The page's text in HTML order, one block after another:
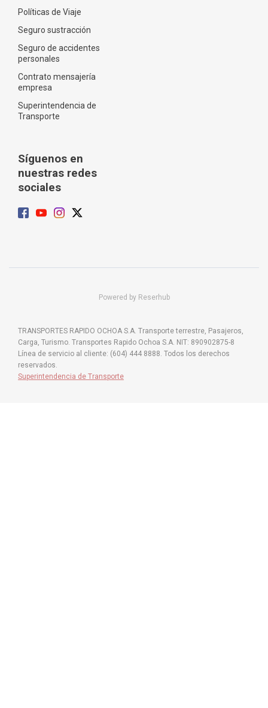
Políticas de Viaje
Seguro sustracción
Seguro de accidentes
personales
Contrato mensajería
empresa
Superintendencia de
Transporte
Síguenos en
nuestras redes
sociales
Powered by Reserhub
TRANSPORTES RAPIDO OCHOA S.A. Transporte terrestre, Pasajeros,
Carga, Turismo. Transportes Rapido Ochoa S.A. NIT: 890902875-8
Línea de servicio al cliente: (604) 444 8888. Todos los derechos
reservados.
Superintendencia de Transporte